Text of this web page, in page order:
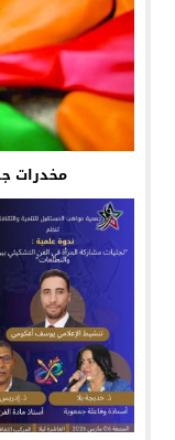
مخدرات